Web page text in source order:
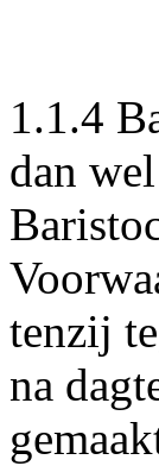
1.1.4
dan
tenzij
na